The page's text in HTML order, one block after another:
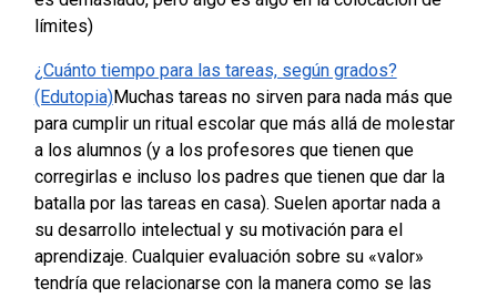
límites)
¿Cuánto tiempo para las tareas, según grados?
(Edutopia)Muchas tareas no sirven para nada más que
para cumplir un ritual escolar que más allá de molestar
a los alumnos (y a los profesores que tienen que
corregirlas e incluso los padres que tienen que dar la
batalla por las tareas en casa). Suelen aportar nada a
su desarrollo intelectual y su motivación para el
aprendizaje. Cualquier evaluación sobre su «valor»
tendría que relacionarse con la manera como se las